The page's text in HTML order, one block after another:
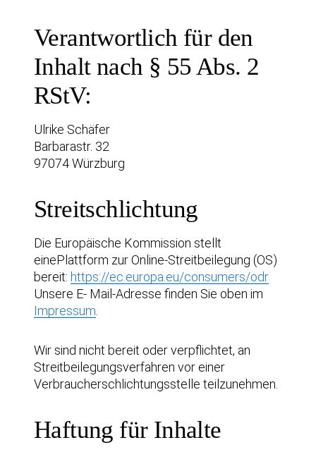
Verantwortlich für den
Inhalt nach § 55 Abs. 2
RStV:
Ulrike Schäfer
Barbarastr. 32
97074 Würzburg
Streitschlichtung
Die Europäische Kommission stellt
einePlattform zur Online-Streitbeilegung (OS)
bereit: https://ec.europa.eu/consumers/odr
Unsere E- Mail-Adresse finden Sie oben im
Impressum
Wir sind nicht bereit oder verpflichtet, an
Streitbeilegungsverfahren vor einer
Verbraucherschlichtungsstelle teilzunehmen.
Haftung für Inhalte